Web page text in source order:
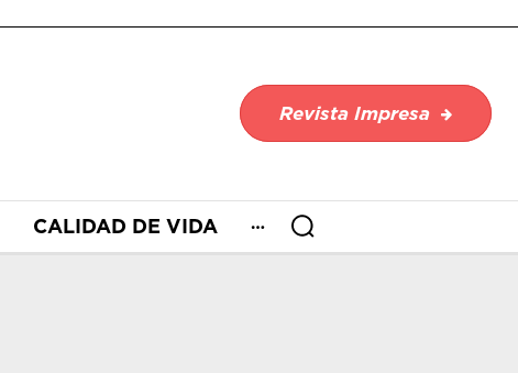
Revista Impresa
CALIDAD DE VIDA